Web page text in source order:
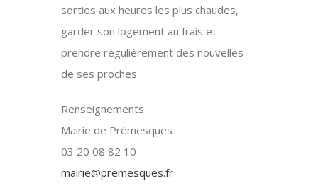
sorties aux heures les plus chaudes,
garder son logement au frais et
prendre régulièrement des nouvelles
de ses proches.
Renseignements :
Mairie de Prémesques
03 20 08 82 10
mairie@premesques.fr